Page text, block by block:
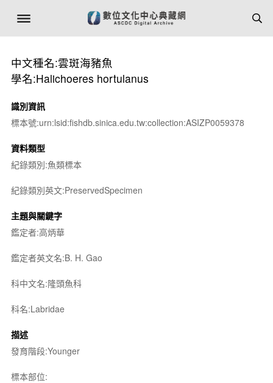
中文種名:雲斑海豬魚
學名:Halichoeres hortulanus
識別資訊
標本號:urn:lsid:fishdb.sinica.edu.tw:collection:ASIZP0059378
資料類型
紀錄類別:魚類標本
紀錄類別英文:PreservedSpecimen
主題與關鍵字
鑑定者:高炳華
鑑定者英文名:B. H. Gao
科中文名:隆頭魚科
科名:Labridae
描述
發育階段:Younger
標本部位: